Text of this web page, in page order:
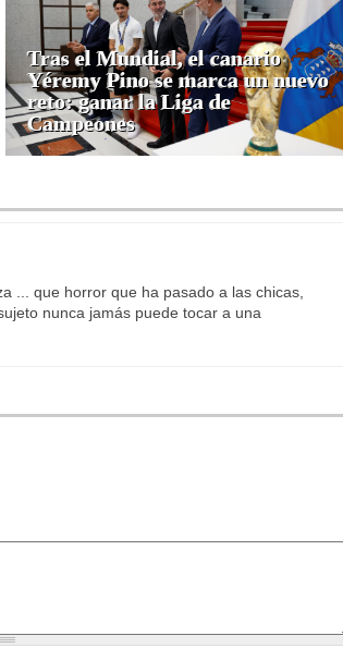
Tras el Mundial, el canario
Yéremy Pino se marca un nuevo
reto: ganar la Liga de
Campeones
... que horror que ha pasado a las chicas,
nunca jamás puede tocar a una